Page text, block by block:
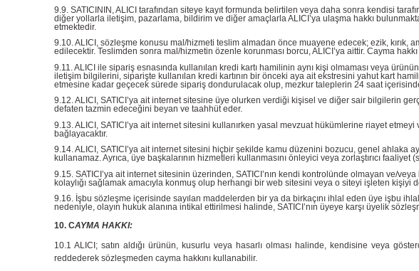
9.9. SATICININ, ALICI tarafından siteye kayıt formunda belirtilen veya daha sonra kendisi
diğer yollarla iletişim, pazarlama, bildirim ve diğer amaçlarla ALICI’ya ulaşma hakkı
etmektedir.
9.10. ALICI, sözleşme konusu mal/hizmeti teslim almadan önce muayene edecek; ezik, kırık,
edilecektir. Teslimden sonra mal/hizmetin özenle korunması borcu, ALICI’ya aittir. Cayma
9.11. ALICI ile sipariş esnasında kullanılan kredi kartı hamilinin aynı kişi olmaması veya
iletişim bilgilerini, siparişte kullanılan kredi kartının bir önceki aya ait ekstresini yahut kart
etmesine kadar geçecek sürede sipariş dondurulacak olup, mezkur taleplerin 24 saat
9.12. ALICI, SATICI’ya ait internet sitesine üye olurken verdiği kişisel ve diğer sair bilgilerin
defaten tazmin edeceğini beyan ve taahhüt eder.
9.13. ALICI, SATICI’ya ait internet sitesini kullanırken yasal mevzuat hükümlerine riayet
bağlayacaktır.
9.14. ALICI, SATICI’ya ait internet sitesini hiçbir şekilde kamu düzenini bozucu, genel ahlaka
kullanamaz. Ayrıca, üye başkalarının hizmetleri kullanmasını önleyici veya zorlaştırıcı
9.15. SATICI’ya ait internet sitesinin üzerinden, SATICI’nın kendi kontrolünde olmayan ve/
kolaylığı sağlamak amacıyla konmuş olup herhangi bir web sitesini veya o siteyi işleten
9.16. İşbu sözleşme içerisinde sayılan maddelerden bir ya da birkaçını ihlal eden üye işbu
nedeniyle, olayın hukuk alanına intikal ettirilmesi halinde, SATICI’nın üyeye karşı üyelik
10. CAYMA HAKKI:
10.1 ALICI; satın aldığı ürünün, kusurlu veya hasarlı olması halinde, kendisine veya
reddederek sözleşmeden cayma hakkını kullanabilir.